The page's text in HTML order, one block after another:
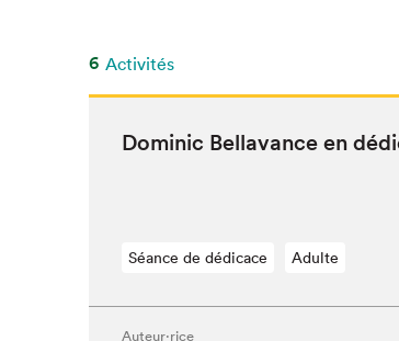
6 Activités
Dominic Bella­vance en
Séance de dédicace Adulte
Auteur·rice